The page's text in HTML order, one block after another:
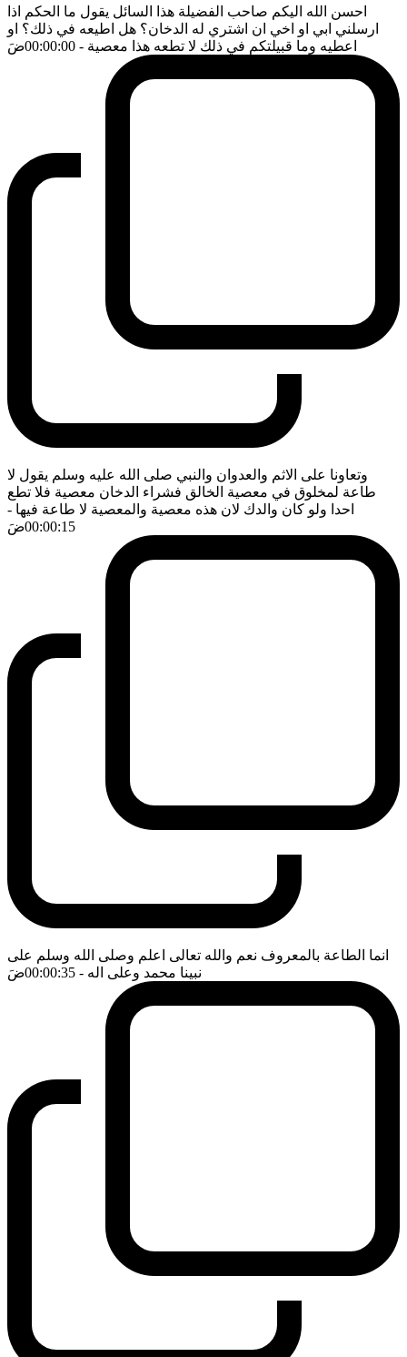
احسن الله اليكم صاحب الفضيلة هذا السائل يقول ما الحكم اذا
ارسلني ابي او اخي ان اشتري له الدخان؟ هل اطيعه في ذلك؟ او
اعطيه وما قبيلتكم في ذلك لا تطعه هذا معصية - 00:00:00 ضَ
وتعاونا على الاثم والعدوان والنبي صلى الله عليه وسلم يقول لا
طاعة لمخلوق في معصية الخالق فشراء الدخان معصية فلا تطع
احدا ولو كان والدك لان هذه معصية والمعصية لا طاعة فيها -
00:00:15ضَ
انما الطاعة بالمعروف نعم والله تعالى اعلم وصلى الله وسلم على
نبينا محمد وعلى اله - 00:00:35 ضَ